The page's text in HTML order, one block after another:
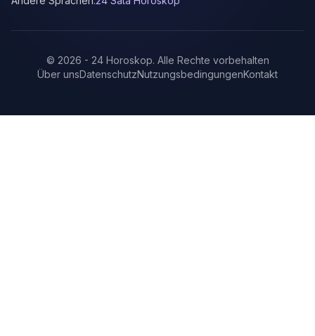
© 2026 - 24 Horoskop. Alle Rechte vorbehalten
Über unsDatenschutzNutzungsbedingungenKontakt